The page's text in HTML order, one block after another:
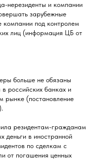
нерезиденты и компании
зарубежные
под контролем
лиц (информация ЦБ от
больше не обязаны
российских банках и
рынке (постановление
резидентам-гражданам
деньги в иностранной
по сделкам с
от погашения ценных